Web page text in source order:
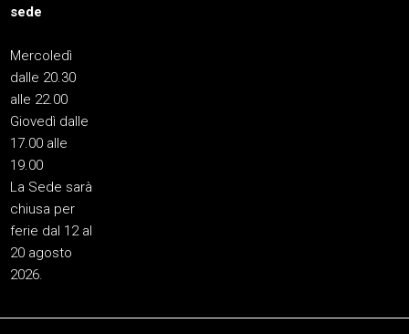
sede
Mercoledì
dalle 20.30
alle 22.00
Giovedì dalle
17.00 alle
19.00
La Sede sarà
chiusa per
ferie dal 12 al
20 agosto
2026.